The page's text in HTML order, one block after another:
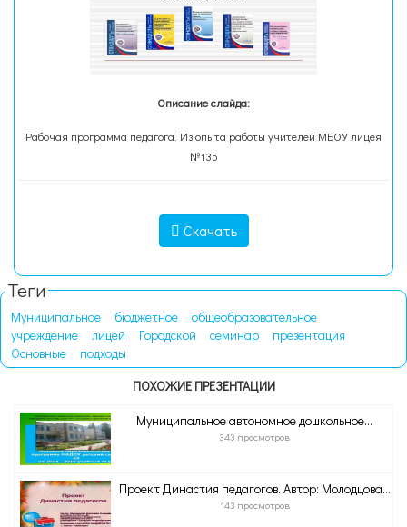
Описание слайда:
Рабочая программа педагога. Из опыта работы учителей МБОУ лицея
№135
Скачать
Теги
Муниципальное бюджетное
общеобразовательное
учреждение
лицей Городской семинар
презентация
Основные
подходы
ПОХОЖИЕ ПРЕЗЕНТАЦИИ
Муниципальное автономное дошкольное...
343 просмотров
Проект Династия педагогов. Автор: Молодцова...
143 просмотров